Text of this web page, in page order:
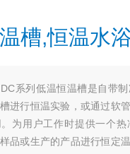
槽,恒温水
DC系列低温恒温槽是自带
进行恒温实验，或通过软
为用户工作时提供一个
品或生产的产品进行恒定